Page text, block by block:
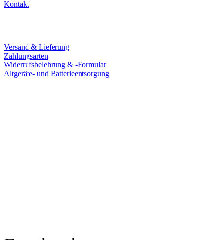
Kontakt
Versand & Lieferung
Zahlungsarten
Widerrufsbelehrung & -Formular
Altgeräte- und Batterieentsorgung